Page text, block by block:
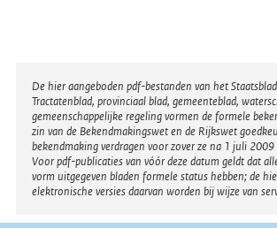
Disclaimer
De hier aangeboden pdf-bestanden van het
Tractatenblad, provinciaal blad, gemeenteblad,
gemeenschappelijke regeling vormen de formele
zin van de Bekendmakingswet en de Rijkswet
bekendmaking verdragen voor zover ze na 1 juli
Voor pdf-publicaties van vóór deze datum geldt dat
vorm uitgegeven bladen formele status hebben; de
elektronische versies daarvan worden bij wijze van